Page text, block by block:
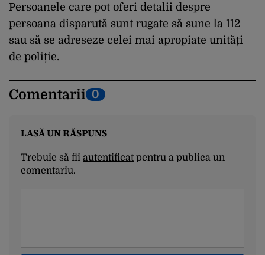
Persoanele care pot oferi detalii despre
persoana disparută sunt rugate să sune la 112
sau să se adreseze celei mai apropiate unități
de poliție.
Comentarii 0
LASĂ UN RĂSPUNS
Trebuie să fii autentificatpentru a publica un
comentariu.